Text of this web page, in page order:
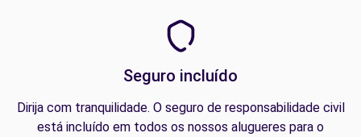
Seguro incluído
Dirija com tranquilidade. O seguro de responsabilidade civil
está incluído em todos os nossos alugueres para o